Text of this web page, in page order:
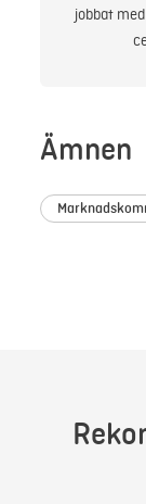
jobbat
Ämnen